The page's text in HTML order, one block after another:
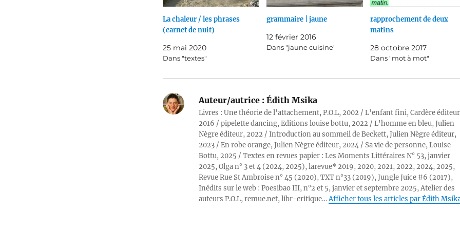
La chaleur / les phrases
(carnet de nuit)
25 mai 2020
Dans "textes"
grammaire | jaune
12 février 2016
Dans "jaune cuisine"
rapprochement de deux
matins
28 octobre 2017
Dans "mot à mot"
Auteur/autrice :Édith Msika
Livres : Une théorie de l'attachement, P.O.L, 2002 / L'enfant fini, Cardère
2016 / pipelette dancing, Editions louise bottu, 2022 / L'homme en bleu, Julien
Nègre éditeur, 2022 / Introduction au sommeil de Beckett, Julien Nègre éditeur,
2023 / En robe orange, Julien Nègre éditeur, 2024 / Sa vie de personne, Louise
Bottu, 2025 / Textes en revues papier : Les Moments Littéraires N° 53, janvier
2025, Olga n° 3 et 4 (2024, 2025), larevue* 2019, 2020, 2021, 2022, 2024, 2025,
Revue Rue St Ambroise n° 45 (2020), TXT n°33 (2019), Jungle Juice #6 (2017),
Inédits sur le web : Poesibao III, n°2 et 5, janvier et septembre 2025, Atelier des
auteurs P.O.L, remue.net, libr-critique…Afficher tous les articles par Édith